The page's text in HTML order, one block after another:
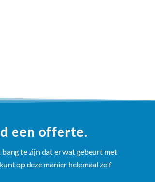
een offerte.
te zijn dat er wat gebeurt met
op deze manier helemaal zelf